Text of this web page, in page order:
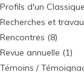
Profils d'un Classique
Recherches et
Rencontres (8)
Revue annuelle (1)
Témoins /